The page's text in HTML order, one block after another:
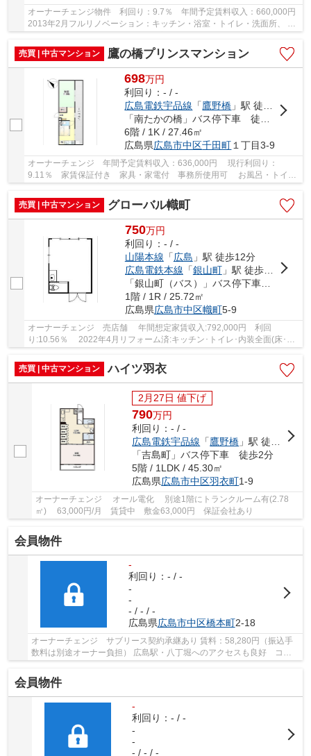
オーナーチェンジ物件 利回り：9.7％ 年間予定賃料収入：660,000円
2013年2月フルリノベーション：キッチン・浴室・トイレ・洗面所、 内
装全面(床・壁・天井・建具)、間取変更 オ...
売買 | 中古マンション
鷹の橋プリンスマンション
698万円
利回り：- / -
広島電鉄宇品線 「鷹野橋 」駅 徒歩1分
6階 / 1K / 27.46㎡
広島県広島市中区千田町 １丁目3-9
オーナーチェンジ 年間予定賃料収入：636,000円 現行利回り：
9.11％ 家賃保証付き 家具・家電付 事務所使用可 お風呂・トイレ
のセパレート工事実施済み システムバス・トイレ...
売買 | 中古マンション
グローバル幟町
750万円
利回り：- / -
山陽本線 「広島 」駅 徒歩12分
広島電鉄本線 「銀山町」駅 徒歩3分
「銀山町（バス）」バス停下車 徒歩4分
1階 / 1R / 25.72㎡
広島県広島市中区幟町5-9
オーナーチェンジ 売店舗 年間想定家賃収入:792,000円 利回
り:10.56％ 2022年4月リフォーム済:キッチン･トイレ･内装全面(床･
壁･天井･建具) スーパー・コンビニ・飲食店多数の好...
売買 | 中古マンション
ハイツ羽衣
2月27日 値下げ
790万円
利回り：- / -
広島電鉄宇品線 「鷹野橋 」駅 徒歩9分
「吉島町」バス停下車 徒歩2分
5階 / 1LDK / 45.30㎡
広島県広島市中区羽衣町1-9
オーナーチェンジ オール電化 別途1階にトランクルーム有(2.78
㎡) 63,000円/月 賃貸中 敷金63,000円 保証会社あり
会員物件
-
利回り：- / -
-
-
- / - / -
広島県広島市中区橋本町2-18
オーナーチェンジ サブリース契約承継あり 賃料：58,280円（振込手
数料は別途オーナー負担） 広島駅・八丁堀へのアクセスも良好 コン
会員物件
-
利回り：- / -
-
-
- / - / -